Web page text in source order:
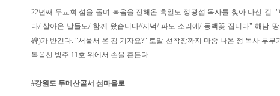
22년째 무교회 섬을 돌며 복음을 전해온 흑일도 정광섭 목사를 찾아 나선 길. "
다/ 살아온 날들도/ 함께 왔습니다//저녁/ 파도 소리에/ 동백꽃 집니다" 해남
碑)가 반긴다. "서울서 온 김 기자요?" 토말 선착장까지 마중 나온 정 목사 부부
복음선 방주 11호 위에서 손을 흔든다.
#강원도 두메산골서 섬마을로